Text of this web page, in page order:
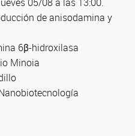
de anisodamina y
6β-hidroxilasa
Minoia